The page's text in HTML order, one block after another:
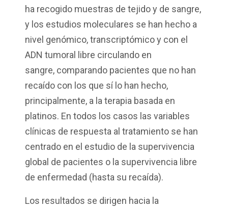
ha recogido muestras de tejido y de sangre,
y los estudios moleculares se han hecho a
nivel genómico, transcriptómico y con el
ADN tumoral libre circulando en
sangre, comparando pacientes que no han
recaído con los que sí lo han hecho,
principalmente, a la terapia basada en
platinos. En todos los casos las variables
clínicas de respuesta al tratamiento se han
centrado en el estudio de la supervivencia
global de pacientes o la supervivencia libre
de enfermedad (hasta su recaída).
Los resultados se dirigen hacia la